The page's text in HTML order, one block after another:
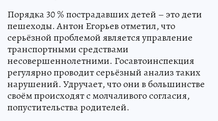
Порядка 30 % пострадавших детей – это дети
пешеходы. Антон Егорьев отметил, что
серьёзной проблемой является управление
транспортными средствами
несовершеннолетними. Госавтоинспекция
регулярно проводит серьёзный анализ таких
нарушений. Удручает, что они в большинстве
своём происходят с молчаливого согласия,
попустительства родителей.